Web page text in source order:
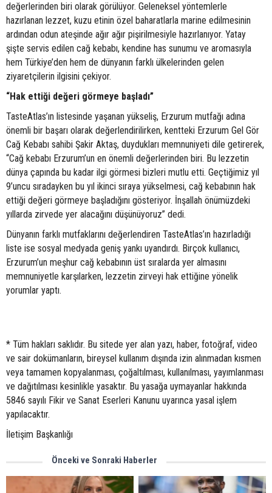
değerlerinden biri olarak görülüyor. Geleneksel yöntemlerle
hazırlanan lezzet, kuzu etinin özel baharatlarla marine edilmesinin
ardından odun ateşinde ağır ağır pişirilmesiyle hazırlanıyor. Yatay
şişte servis edilen cağ kebabı, kendine has sunumu ve aromasıyla
hem Türkiye’den hem de dünyanın farklı ülkelerinden gelen
ziyaretçilerin ilgisini çekiyor.
“Hak ettiği değeri görmeye başladı”
TasteAtlas’ın listesinde yaşanan yükseliş, Erzurum mutfağı adına
önemli bir başarı olarak değerlendirilirken, kentteki Erzurum Gel Gör
Cağ Kebabı sahibi Şakir Aktaş, duydukları memnuniyeti dile getirerek,
“Cağ kebabı Erzurum’un en önemli değerlerinden biri. Bu lezzetin
dünya çapında bu kadar ilgi görmesi bizleri mutlu etti. Geçtiğimiz yıl
9’uncu sıradayken bu yıl ikinci sıraya yükselmesi, cağ kebabının hak
ettiği değeri görmeye başladığını gösteriyor. İnşallah önümüzdeki
yıllarda zirvede yer alacağını düşünüyoruz” dedi.
Dünyanın farklı mutfaklarını değerlendiren TasteAtlas’ın hazırladığı
liste ise sosyal medyada geniş yankı uyandırdı. Birçok kullanıcı,
Erzurum’un meşhur cağ kebabının üst sıralarda yer almasını
memnuniyetle karşılarken, lezzetin zirveyi hak ettiğine yönelik
yorumlar yaptı.
* Tüm hakları saklıdır. Bu sitede yer alan yazı, haber, fotoğraf, video
ve sair dokümanların, bireysel kullanım dışında izin alınmadan kısmen
veya tamamen kopyalanması, çoğaltılması, kullanılması, yayımlanması
ve dağıtılması kesinlikle yasaktır. Bu yasağa uymayanlar hakkında
5846 sayılı Fikir ve Sanat Eserleri Kanunu uyarınca yasal işlem
yapılacaktır.
İletişim Başkanlığı
Önceki ve Sonraki Haberler